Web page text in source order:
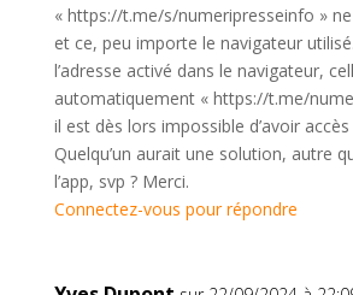
« https://t.me/s/numeripresseinfo »
et ce, peu importe le navigateur
l’adresse activé dans le navigateur,
automatiquement « https://t.me/
il est dès lors impossible d’avoir
Quelqu’un aurait une solution, autre
l’app, svp ? Merci.
Connectez-vous pour répondre